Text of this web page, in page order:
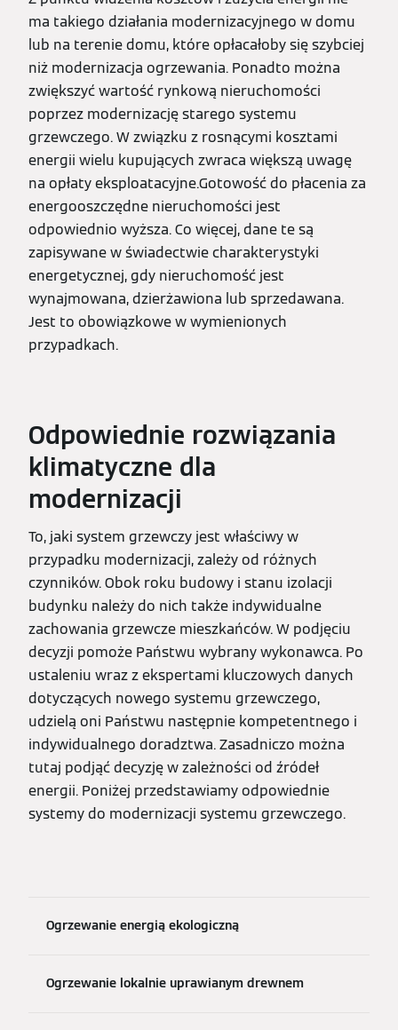
ma takiego działania modernizacyjnego w domu
lub na terenie domu, które opłacałoby się szybciej
niż modernizacja ogrzewania. Ponadto można
zwiększyć wartość rynkową nieruchomości
poprzez modernizację starego systemu
grzewczego. W związku z rosnącymi kosztami
energii wielu kupujących zwraca większą uwagę
na opłaty eksploatacyjne.Gotowość do płacenia za
energooszczędne nieruchomości jest
odpowiednio wyższa. Co więcej, dane te są
zapisywane w świadectwie charakterystyki
energetycznej, gdy nieruchomość jest
wynajmowana, dzierżawiona lub sprzedawana.
Jest to obowiązkowe w wymienionych
przypadkach.
Odpowiednie rozwiązania
klimatyczne dla
modernizacji
To, jaki system grzewczy jest właściwy w
przypadku modernizacji, zależy od różnych
czynników. Obok roku budowy i stanu izolacji
budynku należy do nich także indywidualne
zachowania grzewcze mieszkańców. W podjęciu
decyzji pomoże Państwu wybrany wykonawca. Po
ustaleniu wraz z ekspertami kluczowych danych
dotyczących nowego systemu grzewczego,
udzielą oni Państwu następnie kompetentnego i
indywidualnego doradztwa. Zasadniczo można
tutaj podjąć decyzję w zależności od źródeł
energii. Poniżej przedstawiamy odpowiednie
systemy do modernizacji systemu grzewczego.
Ogrzewanie energią ekologiczną
Ogrzewanie lokalnie uprawianym drewnem